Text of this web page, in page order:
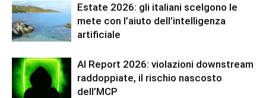
Estate 2026: gli italiani scelgono le
mete con l’aiuto dell’intelligenza
artificiale
AI Report 2026: violazioni downstream
raddoppiate, il rischio nascosto
dell’MCP